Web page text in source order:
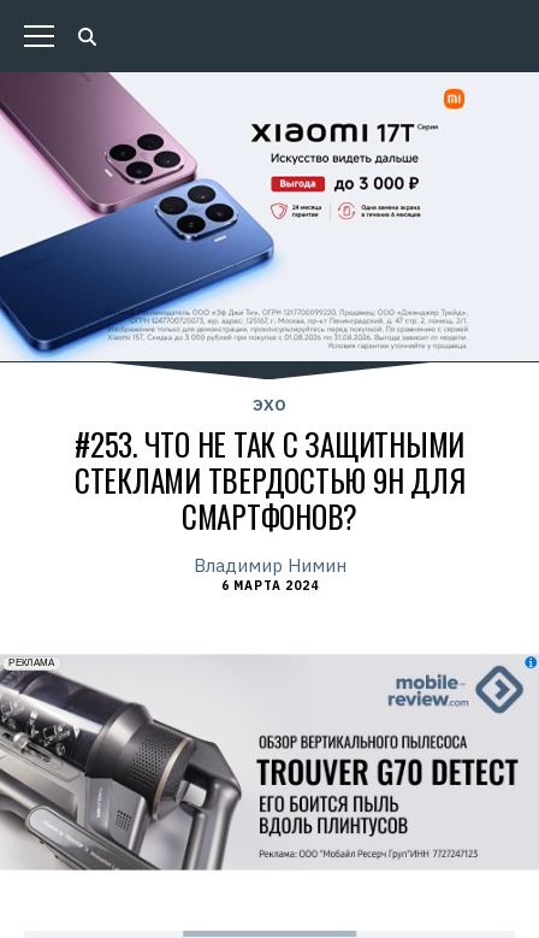
ЭХО
#253. ЧТО НЕ ТАК С ЗАЩИТНЫМИ
СТЕКЛАМИ ТВЕРДОСТЬЮ 9H ДЛЯ
СМАРТФОНОВ?
Владимир Нимин
6 МАРТА 2024
erid: 2VfnxxmNzs5
РЕКЛАМА